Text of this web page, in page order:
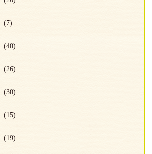
(7)
(40)
(26)
(30)
(15)
(19)